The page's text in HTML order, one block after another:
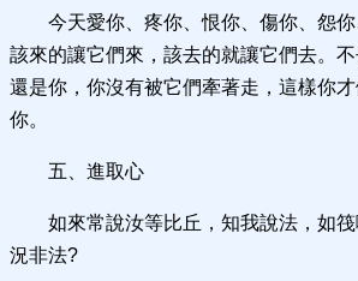
今天愛你、疼你、恨你、傷你、怨你
該來的讓它們來，該去的就讓它們去。
還是你，你沒有被它們牽著走，這樣你
你。
五、進取心
如來常說汝等比丘，知我說法，如
況非法?